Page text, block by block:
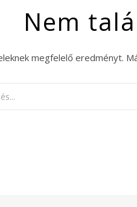
Nem
megfelelő eredményt.